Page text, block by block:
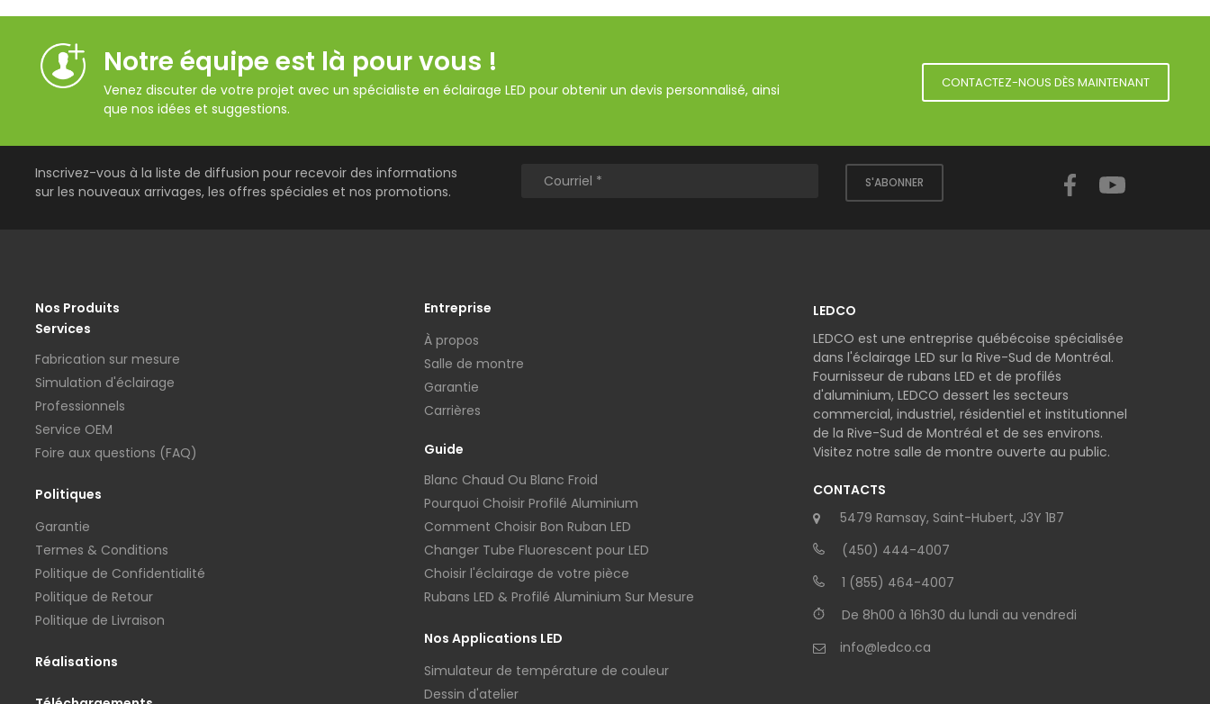
Notre équipe est là pour vous !
Venez discuter de votre projet avec un spécialiste en éclairage LED pour obtenir un devis personnalisé, ainsi
que nos idées et suggestions.
CONTACTEZ-NOUS DÈS MAINTENANT
Inscrivez-vous à la liste de diffusion pour recevoir des informations
sur les nouveaux arrivages, les offres spéciales et nos promotions.
S'ABONNER
Facebook
Nos Produits
Services
Fabrication sur mesure
Simulation d'éclairage
Professionnels
Service OEM
Foire aux questions (FAQ)
Politiques
Garantie
Termes & Conditions
Politique de Confidentialité
Politique de Retour
Politique de Livraison
Réalisations
Entreprise
À propos
Salle de montre
Garantie
Carrières
Guide
Blanc Chaud Ou Blanc Froid
Pourquoi Choisir Profilé Aluminium
Comment Choisir Bon Ruban LED
Changer Tube Fluorescent pour LED
Choisir l'éclairage de votre pièce
Rubans LED & Profilé Aluminium Sur Mesure
Nos Applications LED
Simulateur de température de couleur
Dessin d'atelier
LEDCO
LEDCO est une entreprise québécoise spécialisée
dans l'éclairage LED sur la Rive-Sud de Montréal.
Fournisseur de rubans LED et de profilés
d'aluminium, LEDCO dessert les secteurs
commercial, industriel, résidentiel et institutionnel
de la Rive-Sud de Montréal et de ses environs.
Visitez notre salle de montre ouverte au public.
CONTACTS
5479 Ramsay, Saint-Hubert, J3Y 1B7
(450) 444-4007
1 (855) 464-4007
De 8h00 à 16h30 du lundi au vendredi
info@ledco.ca